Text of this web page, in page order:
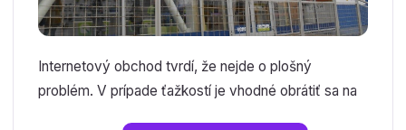
Internetový obchod tvrdí, že nejde o plošný
problém. V prípade ťažkostí je vhodné obrátiť sa na